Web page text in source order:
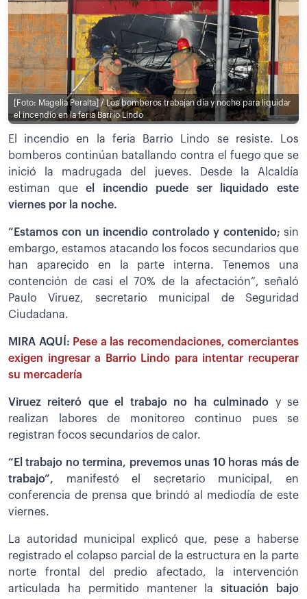
[Foto: Magelia Peralta] / Los bomberos trabajan día y noche para liquidar
el incendio en la feria Barrio Lindo
El incendio en la feria Barrio Lindo se resiste. Los
bomberos continúan batallando contra el fuego que se
inició la madrugada del jueves. Desde la Alcaldía
estiman queel incendio puede ser liquidado este
viernes por la noche.
”Estamos con un incendio controlado y contenido; sin
embargo, estamos atacando los focos secundarios que
han aparecido en la parte interna. Tenemos una
contención de casi el 70% de la afectación”, señaló
Paulo Viruez, secretario municipal de Seguridad
Ciudadana.
MIRA AQUÍ: Pese a las recomendaciones, comerciantes
exigen ingresar a Barrio Lindo para intentar recuperar
su mercadería
Viruez reiteró que el trabajo no ha culminado y se
realizan labores de monitoreo continuo pues se
registran focos secundarios de calor.
“El trabajo no termina, prevemos unas 10 horas más de
trabajo”, manifestó el secretario municipal, en
conferencia de prensa que brindó al mediodía de este
viernes.
La autoridad municipal explicó que, pese a haberse
registrado el colapso parcial de la estructura en la parte
norte frontal del predio afectado, la intervención
articulada ha permitido mantener lasituación bajo